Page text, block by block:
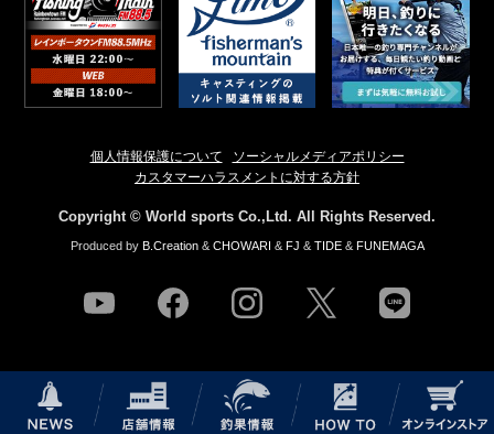
個人情報保護について
ソーシャルメディアポリシー
カスタマーハラスメントに対する方針
Copyright © World sports Co.,Ltd. All Rights Reserved.
Produced by B.Creation& CHOWARI & FJ & TIDE& FUNEMAGA
youtube facebook instagram line
NEWS 店舗情報 釣果情報 HOW TO